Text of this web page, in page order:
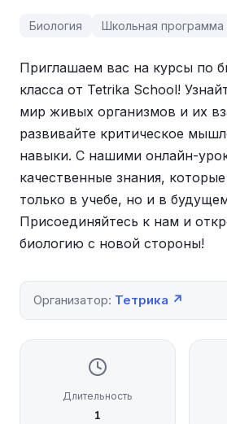
Биология Школьная программа
Приглашаем вас на курсы по
класса от Tetrika School!
мир живых организмов и их
развивайте критическое
навыки. С нашими онлайн-
качественные знания,
только в учебе, но и в
Присоединяйтесь к нам и
биологию с новой стороны!
Организатор: Тетрика ↗
Длительность
1